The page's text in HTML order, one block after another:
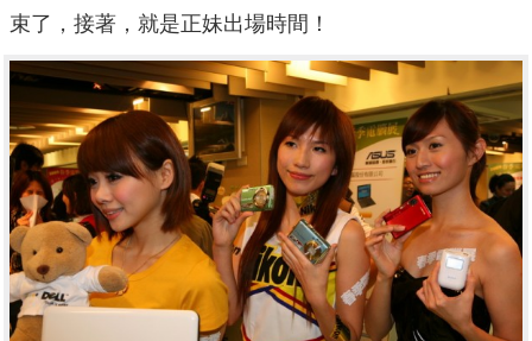
束了，接著，就是正妹出場時間！